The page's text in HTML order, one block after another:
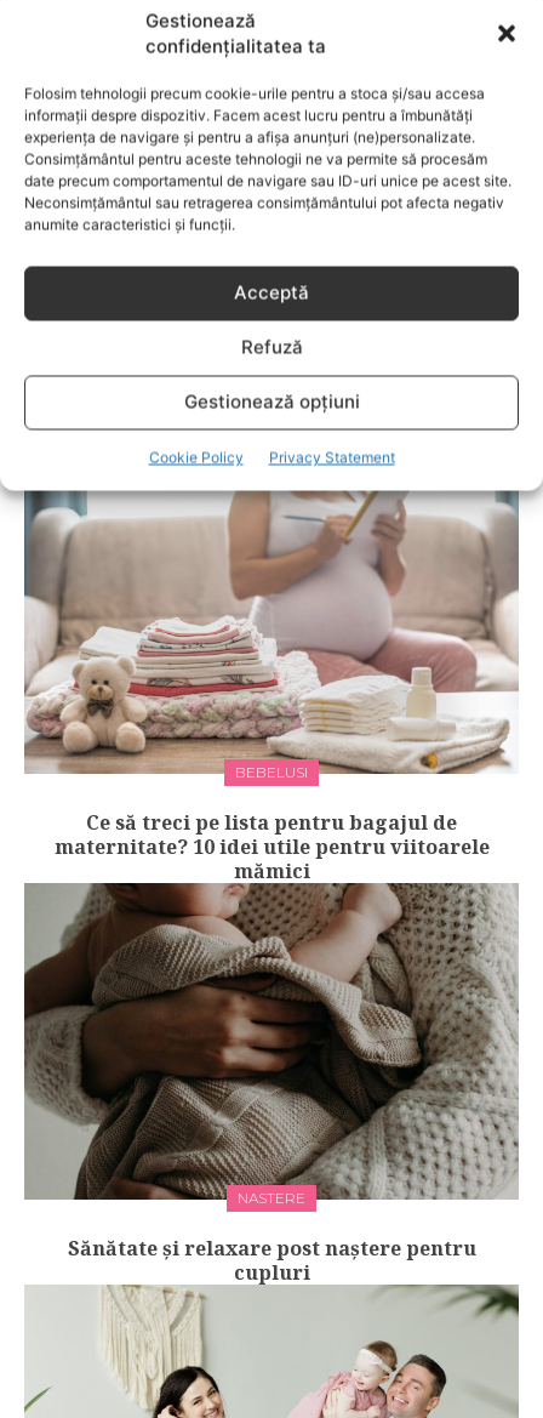
Gestionează
confidențialitatea ta
Folosim tehnologii precum cookie-urile pentru a stoca și/sau accesa
informații despre dispozitiv. Facem acest lucru pentru a îmbunătăți
experiența de navigare și pentru a afișa anunțuri (ne)personalizate.
Consimțământul pentru aceste tehnologii ne va permite să procesăm
date precum comportamentul de navigare sau ID-uri unice pe acest site.
Neconsimțământul sau retragerea consimțământului pot afecta negativ
anumite caracteristici și funcții.
Acceptă
Refuză
Gestionează opțiuni
Cookie Policy Privacy Statement
captivante subcategorii. COPILUL 1-6 ANI – este un capitol
dedicat creşterii şi îngrijirii copilului din primul an şi până
la vârsta şcolară. Mămicile vor reuşi să afle cum anume să
se descurce cu propriul copil, cum să îl îngrijească în aşa fel
încât să crească perfect sănătos. EDUCAŢIE – este un capitol
captivant în care poţi afla cum să îţi educi copilul în aşa fel
încât să poţi obţine performanţe şcolare sigure. FAMILIA –
este un capitol destinat vieţii de familie ce conţine o serie
întreagă de sfaturi eficiente. COPII TALENTAŢI – este un
capitol fascinant dedicat copiilor valoroși ai țării. ÎNVAŢĂ
copiilor, cât şi pe cea a părinţilor.
RELATED POSTS
BEBELUSI
Ce să treci pe lista pentru bagajul de
maternitate? 10 idei utile pentru viitoarele
mămici
NASTERE
Sănătate și relaxare post naștere pentru
cupluri